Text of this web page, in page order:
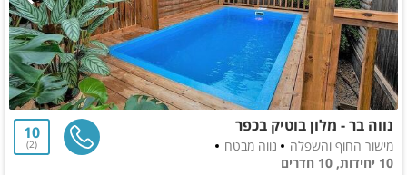
נווה בר - מלון בוטיק בכפר
מישור החוף והשפלה
נווה מבטח
10 יחידות, 10 חדרים
10
2